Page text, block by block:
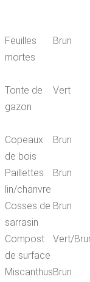
Feuilles
mortes
Brun
Tonte de
gazon
Vert
Copeaux
de bois
Brun
Paillettes
lin/chanvre
Brun
Cosses de
sarrasin
Brun
Compost
de surface
Vert/
MiscanthusBrun